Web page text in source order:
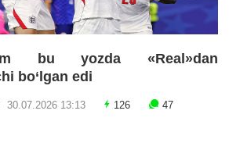
bu yozda «Real»dan
bo‘lgan edi
30.07.2026 13:13 126 47